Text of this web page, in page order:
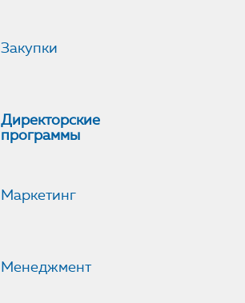
Закупки
Директорские
программы
Маркетинг
Менеджмент